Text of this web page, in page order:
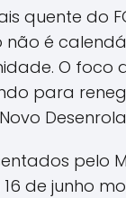
quente do
não é
O foco
para
pelo
de junho